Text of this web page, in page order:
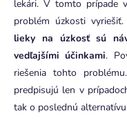
lekári. V tomto prípade
problém úzkosti
lieky na úzkosť sú
vedľajšími účinkami.
riešenia tohto
predpisujú len v
tak o poslednú